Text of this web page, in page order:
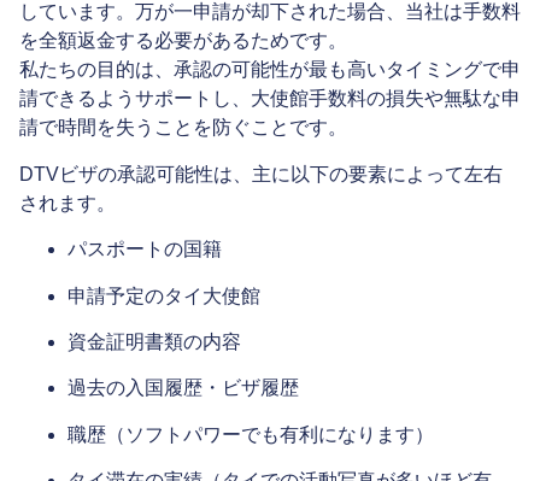
しています。万が一申請が却下された場合、当社は手数料
を全額返金する必要があるためです。
私たちの目的は、承認の可能性が最も高いタイミングで申
請できるようサポートし、大使館手数料の損失や無駄な申
請で時間を失うことを防ぐことです。
DTVビザの承認可能性は、主に以下の要素によって左右
されます。
パスポートの国籍
申請予定のタイ大使館
資金証明書類の内容
過去の入国履歴・ビザ履歴
職歴（ソフトパワーでも有利になります）